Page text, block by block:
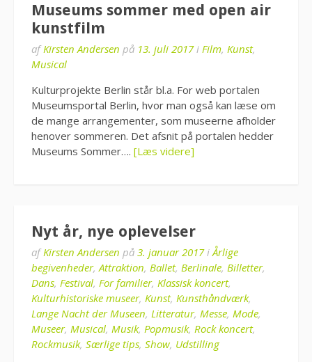
Museums sommer med open air
kunstfilm
afKirsten Andersen på 13. juli 2017i Film, Kunst,
Musical
Kulturprojekte Berlin står bl.a. For web portalen
Museumsportal Berlin, hvor man også kan læse om
de mange arrangementer, som museerne afholder
henover sommeren. Det afsnit på portalen hedder
Museums Sommer…. [Læs videre]
Nyt år, nye oplevelser
afKirsten Andersen på 3. januar 2017iÅrlige
begivenheder,Attraktion, Ballet, Berlinale, Billetter,
Dans, Festival, For familier, Klassisk koncert,
Kulturhistoriske museer, Kunst, Kunsthåndværk,
Lange Nacht der Museen, Litteratur, Messe, Mode,
Museer, Musical, Musik, Popmusik, Rock koncert,
Rockmusik, Særlige tips, Show, Udstilling